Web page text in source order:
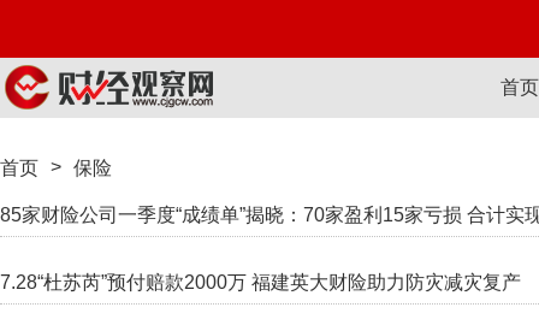
首页
首页 > 保险
85家财险公司一季度“成绩单”揭晓：70家盈利15家亏损 合计实
7.28“杜苏芮”预付赔款2000万 福建英大财险助力防灾减灾复产